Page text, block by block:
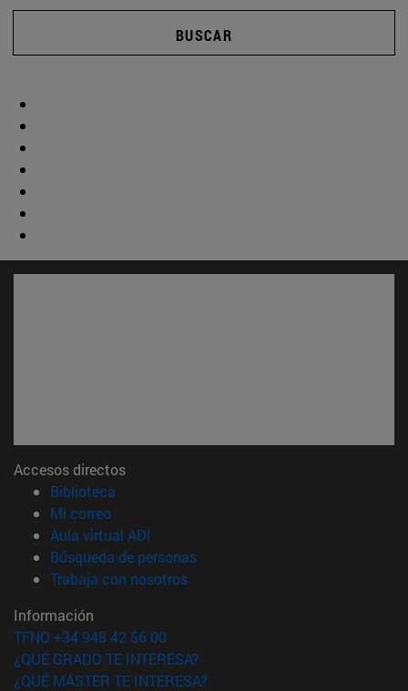
BUSCAR
Accesos directos
Biblioteca
Mi correo(abre en nueva ventana)
Aula virtual ADI
Búsqueda de personas(abre en nueva ventana)
Trabaja con nosotros(abre en nueva ventana)
Información
TFNO +34 948 42 56 00
¿QUÉ GRADO TE INTERESA?
¿QUÉ MÁSTER TE INTERESA?